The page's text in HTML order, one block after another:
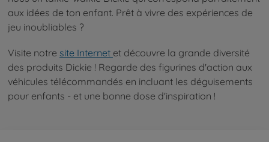
aux idées de ton enfant. Prêt à vivre des expériences de
jeu inoubliables ?
Visite notre site Internet et découvre la grande diversité
des produits Dickie ! Regarde des figurines d'action aux
véhicules télécommandés en incluant les déguisements
pour enfants - et une bonne dose d'inspiration !